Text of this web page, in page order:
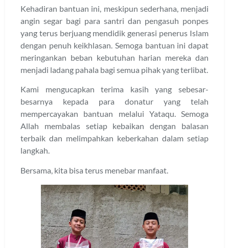
Kehadiran bantuan ini, meskipun sederhana, menjadi
angin segar bagi para santri dan pengasuh ponpes
yang terus berjuang mendidik generasi penerus Islam
dengan penuh keikhlasan. Semoga bantuan ini dapat
meringankan beban kebutuhan harian mereka dan
menjadi ladang pahala bagi semua pihak yang terlibat.
Kami mengucapkan terima kasih yang sebesar-
besarnya kepada para donatur yang telah
mempercayakan bantuan melalui Yataqu. Semoga
Allah membalas setiap kebaikan dengan balasan
terbaik dan melimpahkan keberkahan dalam setiap
langkah.
Bersama, kita bisa terus menebar manfaat.